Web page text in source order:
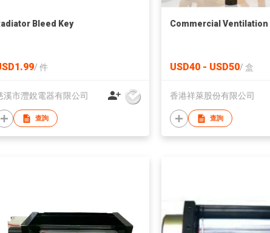
Bleed Key
/ 件
溪市灃銳電器有限公司
查詢
Commercial Ventilation
USD40 - USD50/ 盒
香港祥萊股份有限公司
查詢